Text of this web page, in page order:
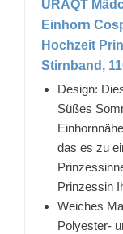
URAQT
Einhorn
Hochzeit
Stirnband,
Design:
Süßes
das es zu
Prinzessin
Weiches
Polyester-